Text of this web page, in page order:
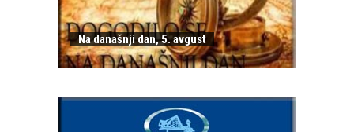
Na današnji dan, 5. avgust